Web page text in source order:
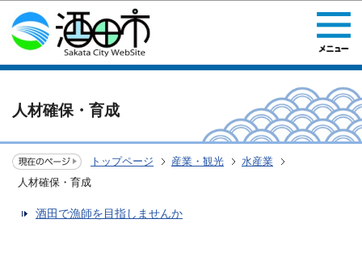
このページの本文へ移動
人材確保・育成
トップページ 産業・観光
水産業
人材確保・育成
酒田で漁師を目指しませんか